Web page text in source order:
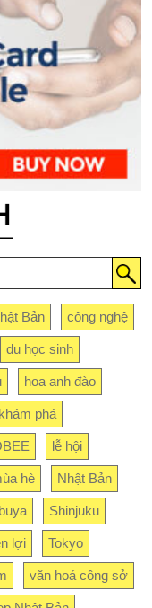
Bản công nghệ
du học sinh
hoa anh đào
khám phá
lễ hội
hè Nhật Bản
Shinjuku
lợi Tokyo
văn hoá công sở